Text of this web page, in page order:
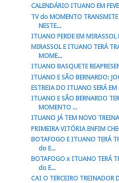
CALENDÁRIO ITUANO EM
TV do MOMENTO
NESTE...
ITUANO PERDE EM MIRASSOL
MIRASSOL E ITUANO TERÁ
MOME...
ITUANO BASQUETE
ITUANO E SÃO BERNARDO:
ESTREIA DO ITUANO SERÁ EM
ITUANO E SÃO BERNARDO
MOMENTO ...
ITUANO JÁ TEM NOVO
PRIMEIRA VITÓRIA ENFIM
BOTAFOGO E ITUANO TERÁ
do E...
BOTAFOGO x ITUANO TERÁ
do E...
CAI O TERCEIRO TREINADOR